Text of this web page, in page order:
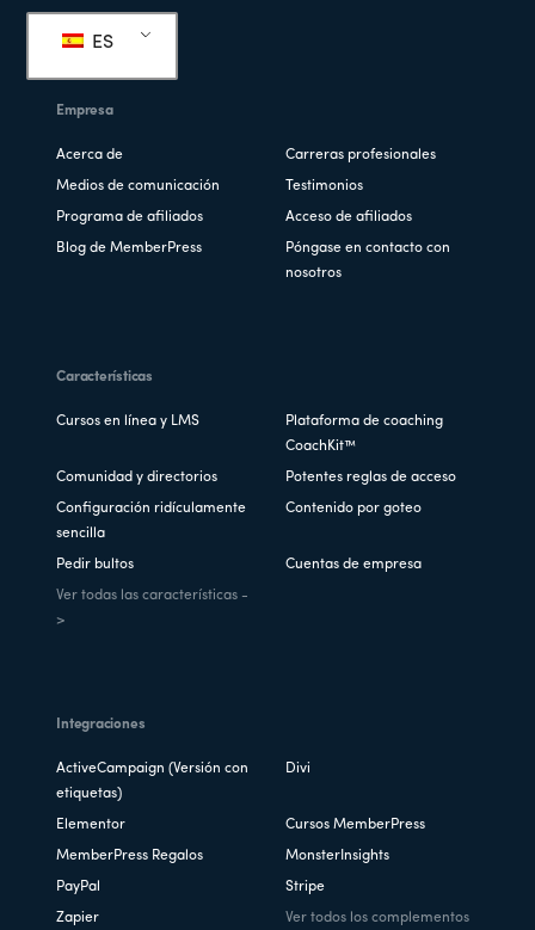
de
ES
Empresa
Acerca de Carreras profesionales
Medios de comunicación Testimonios
Programa de afiliados Acceso de afiliados
Blog de MemberPress
Póngase en contacto con
nosotros
Características
Cursos en línea y LMS
Plataforma de coaching
CoachKit™
Comunidad y directorios Potentes reglas de acceso
Configuración ridículamente
sencilla
Contenido por goteo
Pedir bultos Cuentas de empresa
Ver todas las características -
>
Integraciones
ActiveCampaign (Versión con
etiquetas)
Divi
Elementor Cursos MemberPress
MemberPress Regalos MonsterInsights
PayPal Stripe
Zapier
Ver todos los complementos